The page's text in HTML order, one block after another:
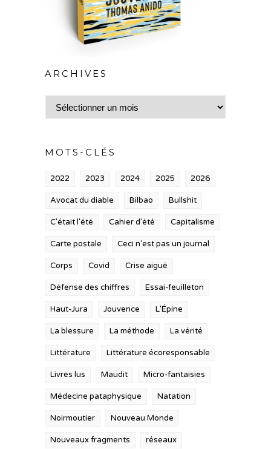
ARCHIVES
Archives
MOTS-CLÉS
2022 2023 2024 2025 2026
Avocat du diable Bilbao Bullshit
C'était l'été Cahier d'été Capitalisme
Carte postale Ceci n'est pas un journal
Corps Covid Crise aiguë
Défense des chiffres Essai-feuilleton
Haut-Jura Jouvence L'Épine
La blessure La méthode La vérité
Littérature Littérature écoresponsable
Livres lus Maudit Micro-fantaisies
Médecine pataphysique Natation
Noirmoutier Nouveau Monde
Nouveaux fragments réseaux